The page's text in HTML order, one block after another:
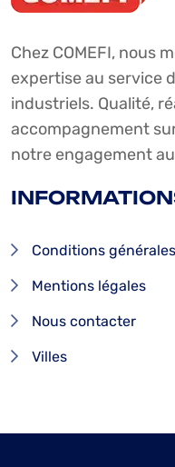
Chez COMEFI, nous
expertise au service
industriels. Qualité,
accompagnement
notre engagement
Conditions
Mentions légales
Nous contacter
Villes